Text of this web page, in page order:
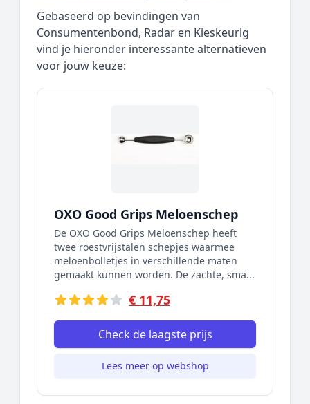
Gebaseerd op bevindingen van
Consumentenbond, Radar en Kieskeurig
vind je hieronder interessante alternatieven
voor jouw keuze:
OXO Good Grips Meloenschep
De OXO Good Grips Meloenschep heeft
twee roestvrijstalen schepjes waarmee
meloenbolletjes in verschillende maten
gemaakt kunnen worden. De zachte, sma...
€ 11,75
Check de laagste prijs
Lees meer op webshop